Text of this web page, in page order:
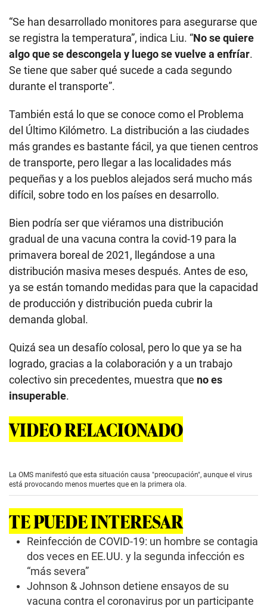
“Se han desarrollado monitores para asegurarse que
se registra la temperatura”, indica Liu. “No se quiere
algo que se descongela y luego se vuelve a enfríar.
Se tiene que saber qué sucede a cada segundo
durante el transporte”.
También está lo que se conoce como el Problema
del Último Kilómetro. La distribución a las ciudades
más grandes es bastante fácil, ya que tienen centros
de transporte, pero llegar a las localidades más
pequeñas y a los pueblos alejados será mucho más
difícil, sobre todo en los países en desarrollo.
Bien podría ser que viéramos una distribución
gradual de una vacuna contra la covid-19 para la
primavera boreal de 2021, llegándose a una
distribución masiva meses después. Antes de eso,
ya se están tomando medidas para que la capacidad
de producción y distribución pueda cubrir la
demanda global.
Quizá sea un desafío colosal, pero lo que ya se ha
logrado, gracias a la colaboración y a un trabajo
colectivo sin precedentes, muestra que no es
insuperable.
VIDEO RELACIONADO
La OMS manifestó que esta situación causa "preocupación", aunque el virus
está provocando menos muertes que en la primera ola.
TE PUEDE INTERESAR
Reinfección de COVID-19: un hombre se contagia
dos veces en EE.UU. y la segunda infección es
“más severa”
Johnson & Johnson detiene ensayos de su
vacuna contra el coronavirus por un participante